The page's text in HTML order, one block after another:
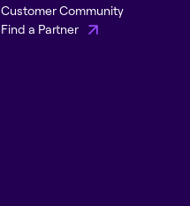
Customer Community
Find a Partner